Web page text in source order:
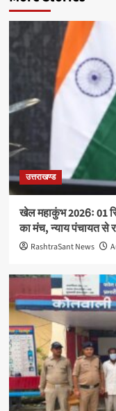
उत्तराखण्ड
खेल महाकुंभ 2026ः 01
का मंच, न्याय पंचायत से
RashtraSant News